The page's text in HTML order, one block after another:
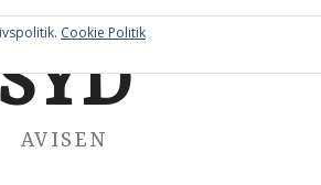
AVISEN
Cookie Politik